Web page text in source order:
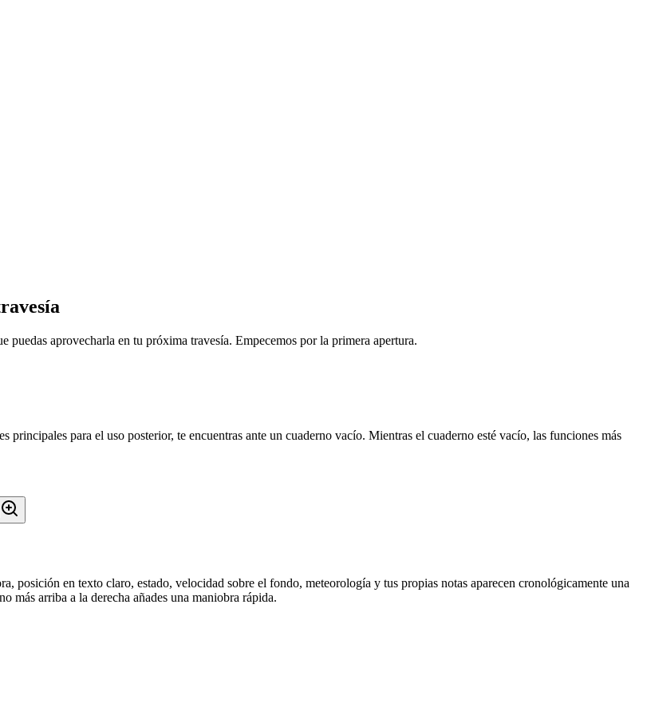
puedas aprovecharla en tu próxima travesía. Empecemos por la primera apertura.
principales para el uso posterior, te encuentras ante un cuaderno vacío. Mientras el cuaderno esté vacío, las funciones más
posición en texto claro, estado, velocidad sobre el fondo, meteorología y tus propias notas aparecen cronológicamente una
más arriba a la derecha añades una maniobra rápida.